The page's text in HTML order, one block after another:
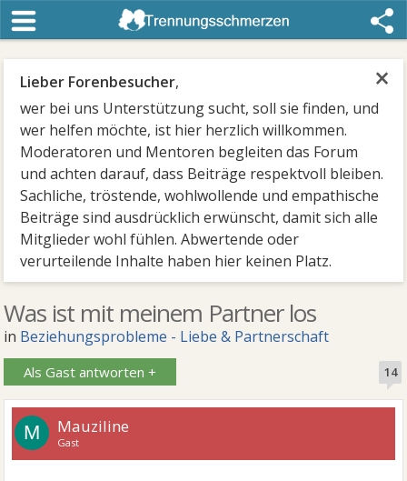
×
Lieber Forenbesucher,
wer bei uns Unterstützung sucht, soll sie finden, und
wer helfen möchte, ist hier herzlich willkommen.
Moderatoren und Mentoren begleiten das Forum
und achten darauf, dass Beiträge respektvoll bleiben.
Sachliche, tröstende, wohlwollende und empathische
Beiträge sind ausdrücklich erwünscht, damit sich alle
Mitglieder wohl fühlen. Abwertende oder
verurteilende Inhalte haben hier keinen Platz.
Was ist mit meinem Partner los
in Beziehungsprobleme - Liebe & Partnerschaft
Als Gast antworten + 14
M Mauziline
Gast